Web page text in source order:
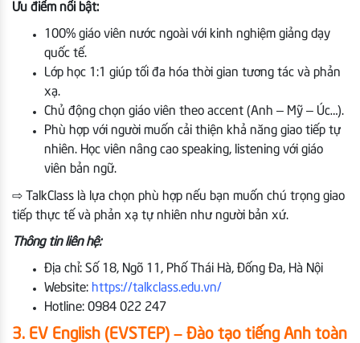
Ưu điểm nổi bật:
100% giáo viên nước ngoài với kinh nghiệm giảng dạy
quốc tế.
Lớp học 1:1 giúp tối đa hóa thời gian tương tác và phản
xạ.
Chủ động chọn giáo viên theo accent (Anh – Mỹ – Úc…).
Phù hợp với người muốn cải thiện khả năng giao tiếp tự
nhiên. Học viên nâng cao speaking, listening với giáo
viên bản ngữ.
⇨ TalkClass là lựa chọn phù hợp nếu bạn muốn chú trọng giao
tiếp thực tế và phản xạ tự nhiên như người bản xứ.
Thông tin liên hệ:
Địa chỉ: Số 18, Ngõ 11, Phố Thái Hà, Đống Đa, Hà Nội
Website: https://talkclass.edu.vn/
Hotline: 0984 022 247
3. EV English (EVSTEP) – Đào tạo tiếng Anh toàn